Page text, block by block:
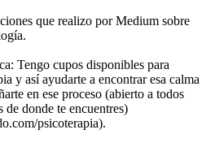
que ⁠⁠⁠⁠⁠⁠⁠⁠⁠⁠⁠⁠⁠⁠⁠⁠⁠⁠⁠⁠⁠⁠⁠⁠⁠⁠⁠⁠⁠⁠⁠⁠⁠⁠⁠⁠⁠⁠⁠⁠⁠⁠⁠⁠⁠⁠⁠⁠⁠⁠⁠⁠⁠⁠⁠⁠⁠⁠⁠realizo por Medium sobre
Tengo cupos disponibles para
y así ayudarte a encontrar esa calma
en ese proceso (abierto a todos
de donde te encuentres)
psicoterapia⁠⁠⁠⁠⁠⁠⁠⁠⁠⁠⁠⁠⁠⁠⁠⁠⁠⁠⁠⁠⁠⁠⁠⁠⁠⁠⁠⁠⁠⁠⁠⁠⁠⁠⁠⁠⁠⁠⁠⁠⁠⁠⁠⁠⁠⁠⁠⁠).